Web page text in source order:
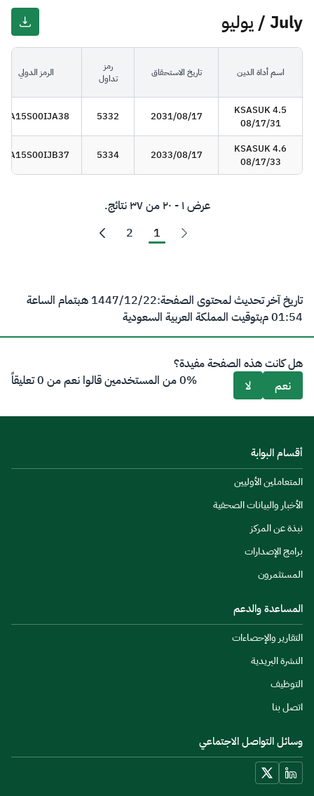
July / يوليو
اسم أداة الدين تاريخ الاستحقاق
رمز
تداول
الرمز الدولي
KSASUK 4.5
08/17/31
2031/08/17
5332
SA15S00IJA38
KSASUK 4.6
08/17/33
2033/08/17
5334
SA15S00IJB37
عرض ١ - ٢٠ من ٣٧ نتائج.
1
2
تاريخ آخر تحديث لمحتوى الصفحة:22‏/12‏/1447 هـ
بتمام الساعة
01:54 م
بتوقيت المملكة العربية السعودية
هل كانت هذه الصفحة مفيدة؟
نعم
لا 0% من المستخدمين قالوا نعم من 0 تعليقاً
أقسام البوابة
المتعاملين الأوليين
الأخبار والبيانات الصحفية
نبذة عن المركز
برامج الإصدارات
المستثمرون
المساعدة والدعم
التقارير والإحصاءات
النشرة البريدية
التوظيف
اتصل بنا
وسائل التواصل الاجتماعي